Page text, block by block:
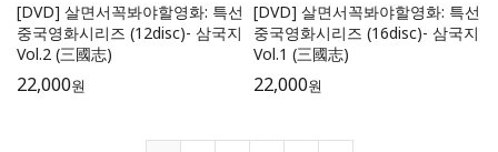
[DVD] 살면서꼭봐야할영화: 특선
중국영화시리즈 (12disc)- 삼국지
Vol.2 (三國志)
22,000원
[DVD] 살면서꼭봐야할영화: 특선
중국영화시리즈 (16disc)- 삼국지
Vol.1 (三國志)
22,000원